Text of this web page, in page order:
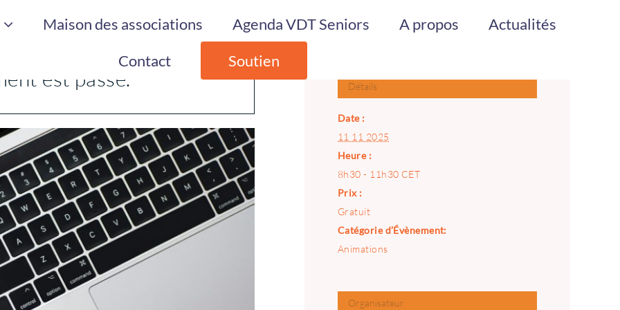
Maison des associations Agenda VDT Seniors A propos
Actualités
Contact
Soutien
est passé. Détails
Date :
11 11 2025
Heure :
8h30 - 11h30 CET
Prix :
Gratuit
Catégorie d’Évènement:
Animations
Organisateur